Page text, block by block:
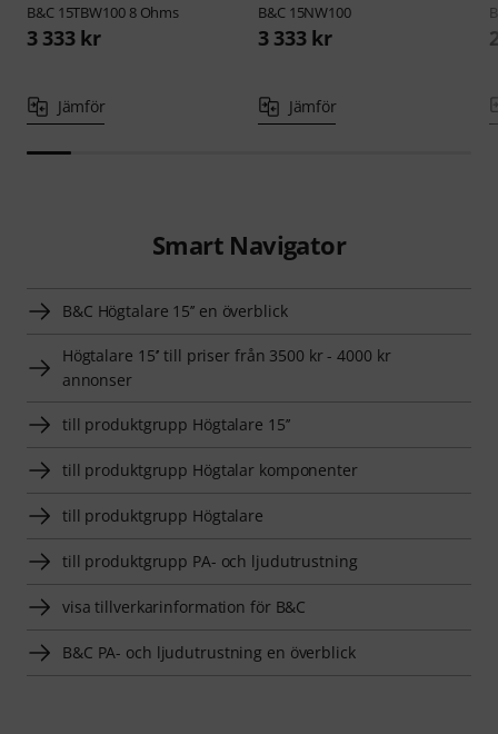
B&C 15TBW100 8 Ohms
3 333 kr
Jämför
B&C 15NW100
3 333 kr
Jämför
Smart Navigator
B&C Högtalare 15’’ en överblick
Högtalare 15’’ till priser från 3500 kr - 4000 kr
annonser
till produktgrupp Högtalare 15’’
till produktgrupp Högtalar komponenter
till produktgrupp Högtalare
till produktgrupp PA- och ljudutrustning
visa tillverkarinformation för B&C
B&C PA- och ljudutrustning en överblick